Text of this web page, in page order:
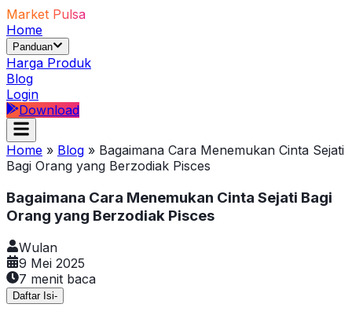
Market Pulsa
Home
Panduan
Harga Produk
Blog
Login
Download
Home » Blog » Bagaimana Cara Menemukan Cinta Sejati
Bagi Orang yang Berzodiak Pisces
Bagaimana Cara Menemukan Cinta Sejati Bagi
Orang yang Berzodiak Pisces
Wulan
9 Mei 2025
7 menit baca
Daftar Isi-